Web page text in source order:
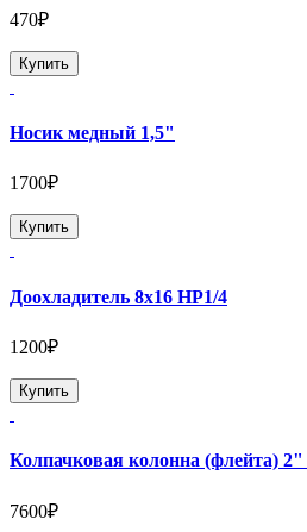
470₽
Купить
Носик медный 1,5"
1700₽
Купить
Доохладитель 8х16 НР1/4
1200₽
Купить
Колпачковая колонна (флейта)
7600₽